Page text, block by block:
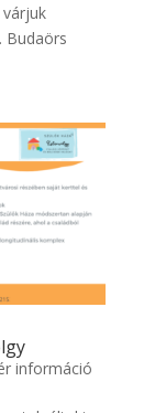
Budaörs
információ